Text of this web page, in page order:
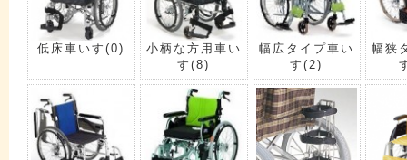
低床車いす(0)
小柄な方用車い
す(8)
幅広タイプ車い
す(2)
幅狭